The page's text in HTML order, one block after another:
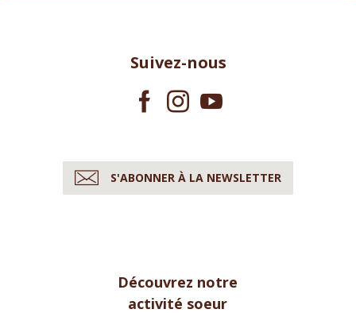
Suivez-nous
S'ABONNER À LA NEWSLETTER
Découvrez notre
activité soeur